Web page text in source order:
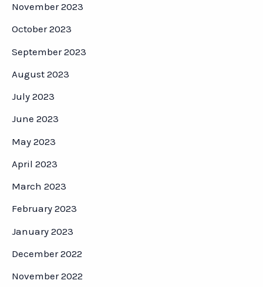
November 2023
October 2023
September 2023
August 2023
July 2023
June 2023
May 2023
April 2023
March 2023
February 2023
January 2023
December 2022
November 2022